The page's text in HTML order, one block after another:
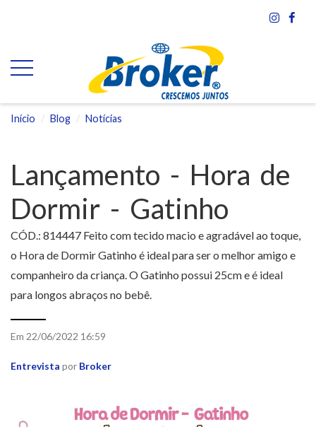
Início Blog Notícias
Lançamento - Hora de
Dormir - Gatinho
CÓD.: 814447 Feito com tecido macio e agradável ao toque,
o Hora de Dormir Gatinho é ideal para ser o melhor amigo e
companheiro da criança. O Gatinho possui 25cm e é ideal
para longos abraços no bebê.
Em 22/06/2022 16:59
Entrevista por Broker